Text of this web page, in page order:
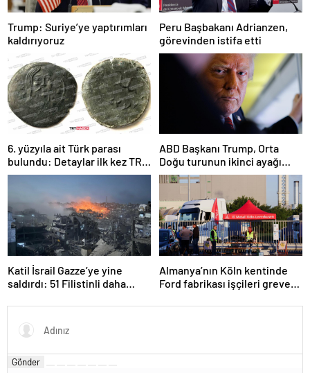
Trump: Suriye’ye yaptırımları
kaldırıyoruz
Peru Başbakanı Adrianzen,
görevinden istifa etti
6. yüzyıla ait Türk parası
bulundu: Detaylar ilk kez TRT
Haber’de
ABD Başkanı Trump, Orta
Doğu turunun ikinci ayağı
Katar’da
Katil İsrail Gazze’ye yine
saldırdı: 51 Filistinli daha
Almanya’nın Köln kentinde
Ford fabrikası işçileri greve
Gönder